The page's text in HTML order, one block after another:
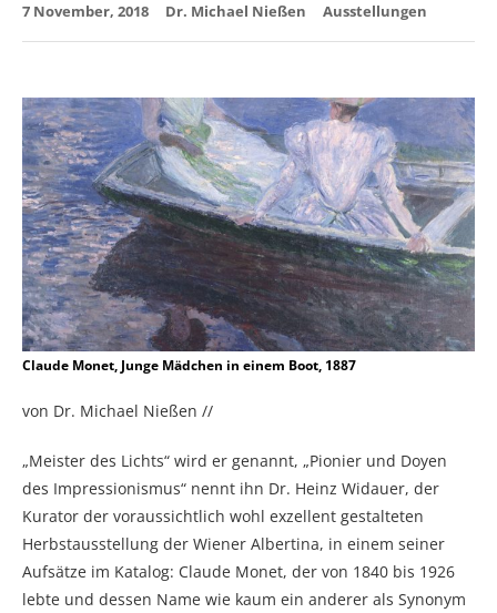
7 November, 2018 Dr. Michael Nießen Ausstellungen
Claude Monet, Junge Mädchen in einem Boot, 1887
von Dr. Michael Nießen //
„Meister des Lichts“ wird er genannt, „Pionier und Doyen
des Impressionismus“ nennt ihn Dr. Heinz Widauer, der
Kurator der voraussichtlich wohl exzellent gestalteten
Herbstausstellung der Wiener Albertina, in einem seiner
Aufsätze im Katalog: Claude Monet, der von 1840 bis 1926
lebte und dessen Name wie kaum ein anderer als Synonym